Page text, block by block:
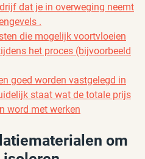
dat je in overweging neemt
.
die mogelijk voortvloeien
het proces (bijvoorbeeld
goed worden vastgelegd in
staat wat de totale prijs
word met werken
om